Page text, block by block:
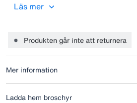
Läs mer
Produkten går inte att returnera
Mer information
Ladda hem broschyr